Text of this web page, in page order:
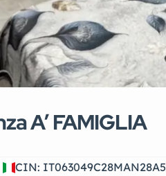
A’ FAMIGLIA
CIN: IT063049C28MAN28A5